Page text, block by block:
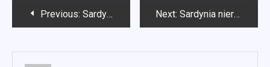
Nawigacja
Previous: Sardynia apartamenty sprzedaż Next: Sardynia nieruchomości na sprzedaż